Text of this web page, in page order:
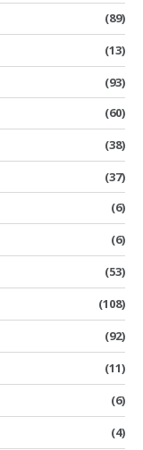
(89)
(13)
(93)
(60)
(38)
(37)
(6)
(6)
(53)
(108)
(92)
(11)
(6)
(4)